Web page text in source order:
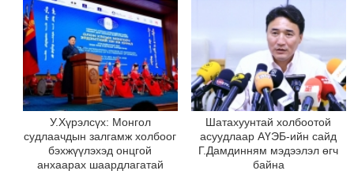
У.Хүрэлсүх: Монгол
судлаачдын залгамж холбоог
бэхжүүлэхэд онцгой
анхаарах шаардлагатай
Шатахуунтай холбоотой
асуудлаар АҮЭБ-ийн сайд
Г.Дамдинням мэдээлэл өгч
байна